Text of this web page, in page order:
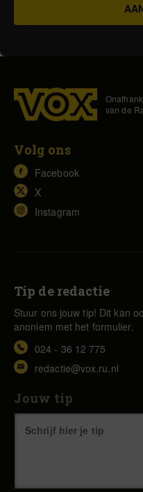
van de
Volg ons
Facebook
X
Instagram
Tip de redactie
Stuur ons jouw tip! Dit kan
anoniem met het formulier.
024 - 36 12 775
redactie@vox.ru.nl
Jouw tip